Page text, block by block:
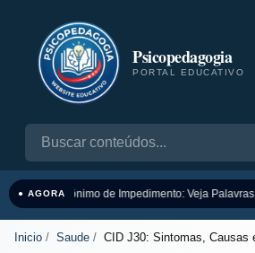
Psicopedagogia
PORTAL EDUCATIVO
● AGORASinônimo de Impedimento: Veja Palavras
Inicio Saude CID J30: Sintomas, Causas